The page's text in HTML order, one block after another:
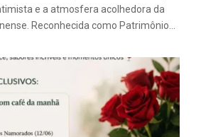
e a atmosfera acolhedora da
Reconhecida como Patrimônio...